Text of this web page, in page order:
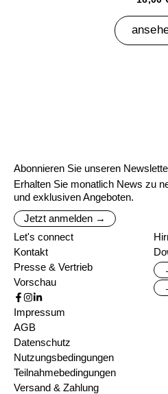
Abonnieren Sie unseren
Erhalten Sie monatlich News zu
und exklusiven Angeboten.
Jetzt anmelden →
Let's connect
Kontakt
Presse & Vertrieb
Vorschau
Impressum
AGB
Datenschutz
Nutzungsbedingungen
Teilnahmebedingungen
Versand & Zahlung